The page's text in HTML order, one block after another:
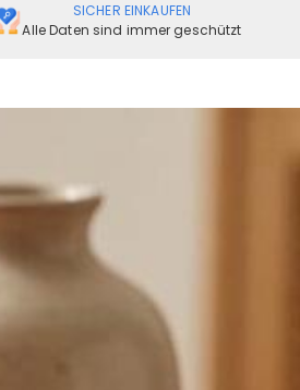
SICHER EINKAUFEN
Alle Daten sind immer geschützt